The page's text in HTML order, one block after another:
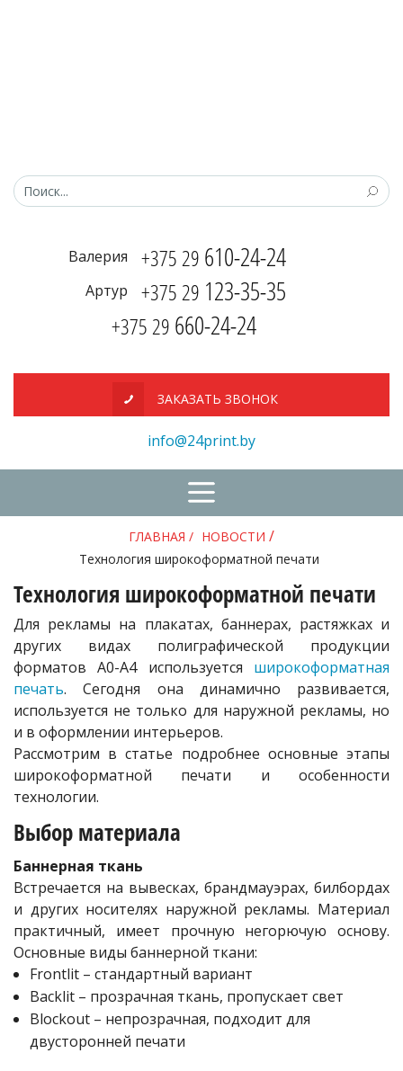
Валерия +375 29 610-24-24
Артур +375 29 123-35-35
+375 29 660-24-24
ЗАКАЗАТЬ ЗВОНОК
info@24print.by
ГЛАВНАЯ / НОВОСТИ /
Технология широкоформатной печати
Технология широкоформатной печати
Для рекламы на плакатах, баннерах, растяжках и
других видах полиграфической продукции
форматов А0-А4 используется широкоформатная
печать. Сегодня она динамично развивается,
используется не только для наружной рекламы, но
и в оформлении интерьеров.
Рассмотрим в статье подробнее основные этапы
широкоформатной печати и особенности
технологии.
Выбор материала
Баннерная ткань
Встречается на вывесках, брандмауэрах, билбордах
и других носителях наружной рекламы. Материал
практичный, имеет прочную негорючую основу.
Основные виды баннерной ткани:
Frontlit – стандартный вариант
Backlit – прозрачная ткань, пропускает свет
Blockout – непрозрачная, подходит для
двусторонней печати